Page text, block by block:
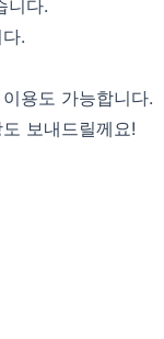
니다.
.
용도 가능합니다.
보내드릴께요!